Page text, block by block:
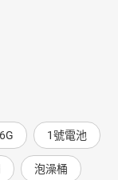
1號電池
泡澡桶